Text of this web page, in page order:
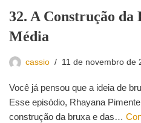
32. A Construção da
Média
cassio 11 de novembro de
Você já pensou que a ideia de
Esse episódio, Rhayana
construção da bruxa e das…